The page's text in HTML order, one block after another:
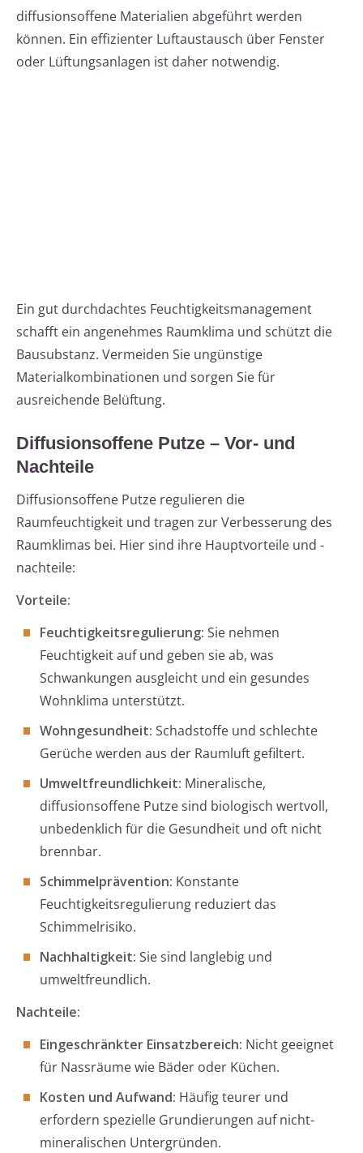
diffusionsoffene Materialien abgeführt werden
können. Ein effizienter Luftaustausch über Fenster
oder Lüftungsanlagen ist daher notwendig.
Ein gut durchdachtes Feuchtigkeitsmanagement
schafft ein angenehmes Raumklima und schützt die
Bausubstanz. Vermeiden Sie ungünstige
Materialkombinationen und sorgen Sie für
ausreichende Belüftung.
Diffusionsoffene Putze – Vor- und
Nachteile
Diffusionsoffene Putze regulieren die
Raumfeuchtigkeit und tragen zur Verbesserung des
Raumklimas bei. Hier sind ihre Hauptvorteile und -
nachteile:
Vorteile:
Feuchtigkeitsregulierung: Sie nehmen
Feuchtigkeit auf und geben sie ab, was
Schwankungen ausgleicht und ein gesundes
Wohnklima unterstützt.
Wohngesundheit: Schadstoffe und schlechte
Gerüche werden aus der Raumluft gefiltert.
Umweltfreundlichkeit: Mineralische,
diffusionsoffene Putze sind biologisch wertvoll,
unbedenklich für die Gesundheit und oft nicht
brennbar.
Schimmelprävention: Konstante
Feuchtigkeitsregulierung reduziert das
Schimmelrisiko.
Nachhaltigkeit: Sie sind langlebig und
umweltfreundlich.
Nachteile:
Eingeschränkter Einsatzbereich: Nicht geeignet
für Nassräume wie Bäder oder Küchen.
Kosten und Aufwand: Häufig teurer und
erfordern spezielle Grundierungen auf nicht-
mineralischen Untergründen.